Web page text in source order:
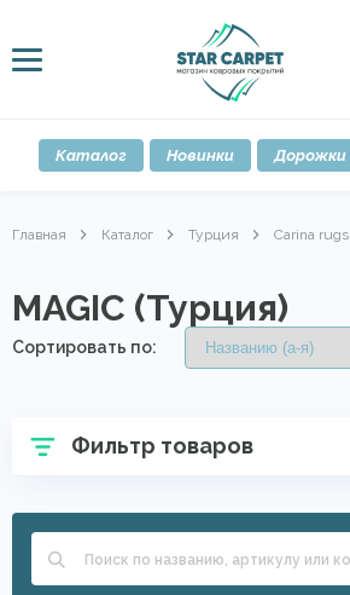
Каталог Новинки Дорожки
Главная Каталог Турция Carina rugs
MAGIC (Турция)
Сортировать по:
Фильтр товаров